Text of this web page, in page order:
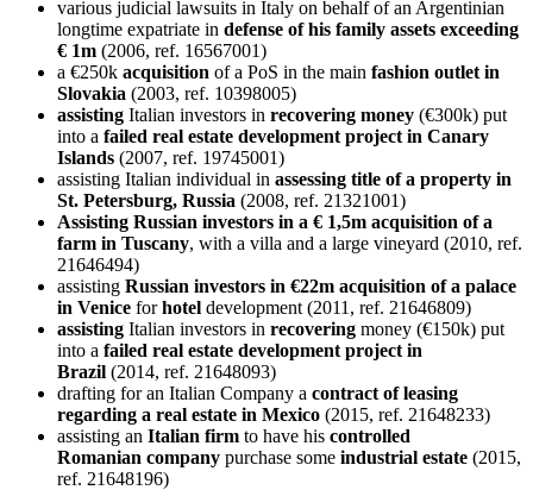
various judicial lawsuits in Italy on behalf of an Argentinian
longtime expatriate in defense of his family assets exceeding
€ 1m (2006, ref. 16567001)
a €250k acquisition of a PoS in the main fashion outlet in
Slovakia (2003, ref. 10398005)
assisting Italian investors in recovering money (€300k) put
into a failed real estate development project in Canary
Islands (2007, ref. 19745001)
assisting Italian individual in assessing title of a property in
St. Petersburg, Russia (2008, ref. 21321001)
Assisting Russian investors in a € 1,5m acquisition of a
farm in Tuscany, with a villa and a large vineyard (2010, ref.
21646494)
assisting Russian investors in €22m acquisition of a palace
in Venice forhotel development (2011, ref. 21646809)
assisting Italian investors in recovering money (€150k) put
into a failed real estate development project in
Brazil (2014, ref. 21648093)
drafting for an Italian Company a contract of leasing
regarding a real estate in Mexico (2015, ref. 21648233)
assisting an Italian firm to have his controlled
Romanian company purchase some industrial estate (2015,
ref. 21648196)